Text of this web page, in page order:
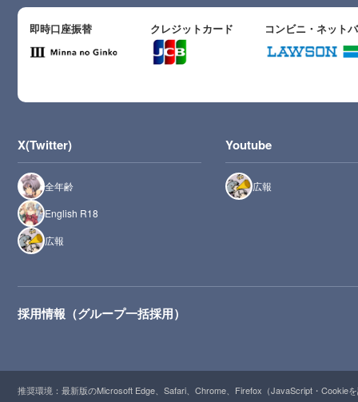
即時口座振替 クレジットカード コンビニ・ネット
X(Twitter)
全年齢
English R18
広報
Youtube
広報
採用情報（グループ一括採用）
推奨環境：最新版のMicrosoft Edge、Safari、Chrome、Firefox（JavaScript・Cookie